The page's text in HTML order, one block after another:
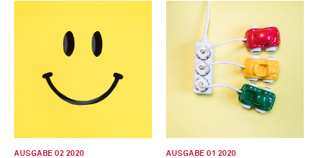
AUSGABE 02 2020 AUSGABE 01 2020